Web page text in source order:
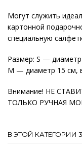
Могут служить
картонной
специальную
Размер: S —
М — диаметр 15 см,
Внимание! НЕ
ТОЛЬКО РУЧНАЯ
В ЭТОЙ КАТЕГОРИИ